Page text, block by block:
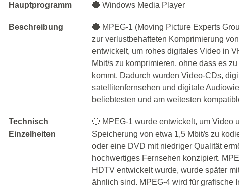
Hauptprogramm 🔵 Windows Media Player
Beschreibung
🔵 MPEG-1 (Moving Picture Experts
zur verlustbehafteten Komprimierung
entwickelt, um rohes digitales Video in
Mbit/s zu komprimieren, ohne dass es
kommt. Dadurch wurden Video-CDs,
satellitenfernsehen und digitale
beliebtesten und am weitesten
Technisch
Einzelheiten
🔵 MPEG-1 wurde entwickelt, um Video
Speicherung von etwa 1,5 Mbit/s zu
oder eine DVD mit niedriger Qualität
hochwertiges Fernsehen konzipiert.
HDTV entwickelt wurde, wurde später
ähnlich sind. MPEG-4 wird für grafische